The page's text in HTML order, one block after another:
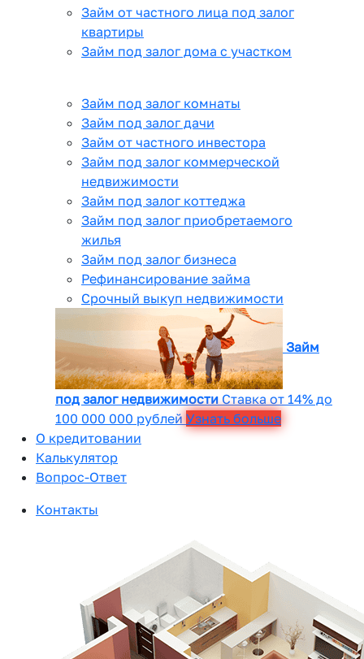
Займ от частного лица под залог
квартиры
Займ под залог дома с участком
Займ под залог комнаты
Займ под залог дачи
Займ от частного инвестора
Займ под залог коммерческой
недвижимости
Займ под залог коттеджа
Займ под залог приобретаемого
жилья
Займ под залог бизнеса
Рефинансирование займа
Срочный выкуп недвижимости
Займ
под залог недвижимости Ставка от 14% до
100 000 000 рублей Узнать больше
О кредитовании
Калькулятор
Вопрос-Ответ
Контакты